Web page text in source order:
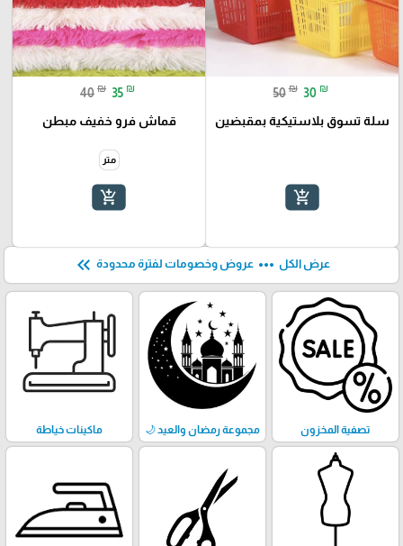
50 ₪ 30 ₪
سلة تسوق بلاستيكية بمقبضين
add_shopping_cart
40 ₪ 35 ₪
قماش فرو خفيف مبطن
متر
add_shopping_cart
عرض الكل more_horiz عروض وخصومات لفترة محدودة keyboard_double_arrow_left
تصفية المخزون مجموعة رمضان والعيد 🌙 ماكينات خياطة